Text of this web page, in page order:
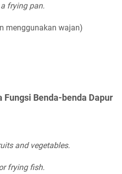
frying pan.
menggunakan wajan)
Benda-benda Dapur
and vegetables.
frying fish.